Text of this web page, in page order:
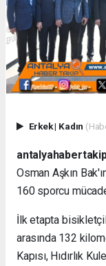
Erkek| Kadın
Osman Aşkın
160 sporcu
İlk etapta
arasında 132
Kapısı, Hıdırlık